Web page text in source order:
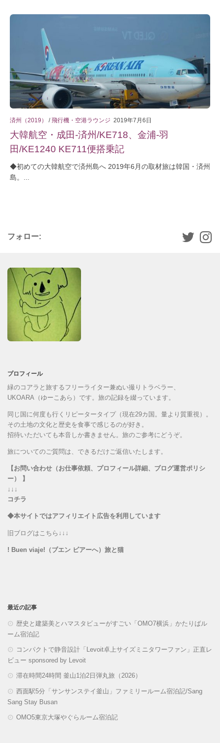
済州（2019） /飛行機・空港ラウンジ 2019年7月6日
大韓航空・成田-済州/KE718、金浦-羽
田/KE1240 KE711便搭乗記
◆初めての大韓航空で済州島へ 2019年6月の取材旅は韓国・済州
島。...
フォロー:
プロフィール
緑のコアラと旅するフリーライター兼ぬい撮りトラベラー、
UKOARA（ゆーこあら）です。旅の記録を綴っています。
同じ国に何度も行くリピータータイプ（現在29カ国。量より質重視）。
その土地の文化と歴史を食事で感じるのが好き。
招待いただいても本音しか書きません。旅のご参考にどうぞ。
旅についてのご質問は、できるだけご返信いたします。
【お問い合わせ（お仕事依頼、プロフィール詳細、ブログ運営ポリシ
ー） 】
↓↓↓
コチラ
◆本サイトではアフィリエイト広告を利用しています
旧ブログはこちら↓↓↓
! Buen viaje!（ブエン ビアーへ）旅と猫
最近の記事
歴史と建築美とハマスタビューがすごい「OMO7横浜」かたりばル
ーム宿泊記
コンパクトで静音設計「Levoit卓上サイズミニタワーファン」正直レ
ビュー sponsored by Levoit
滞在時間24時間 釜山1泊2日弾丸旅（2026）
西面駅5分「サンサンステイ釜山」ファミリールーム宿泊記/Sang
Sang Stay Busan
OMO5東京大塚やぐらルーム宿泊記